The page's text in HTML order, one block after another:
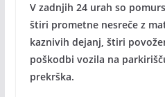
V zadnjih 24 urah so
štiri prometne nesreče z
kaznivih dejanj, štiri
poškodbi vozila na
prekrška.